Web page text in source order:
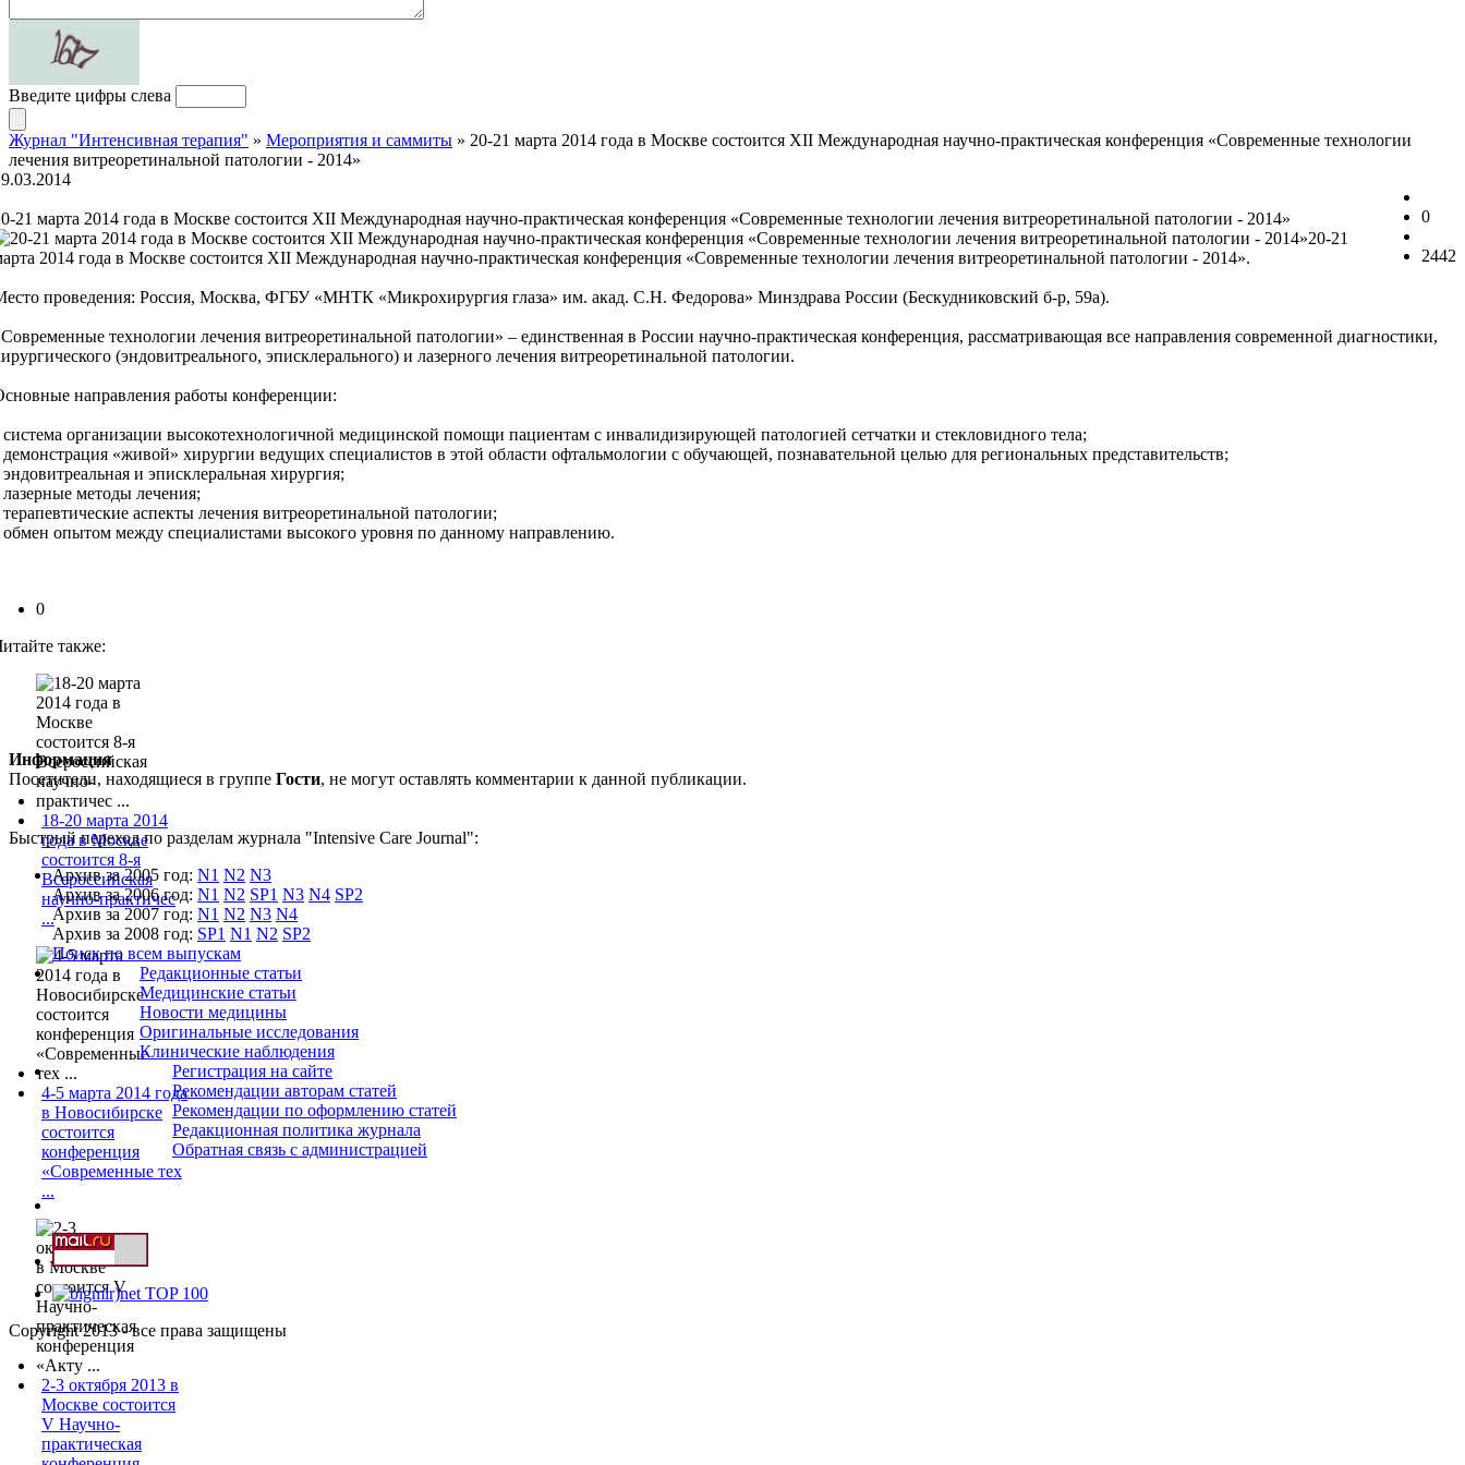
Введите цифры слева
Журнал "Интенсивная терапия" » Мероприятия и саммиты » 20-21 марта 2014 года в Москве состоится XII Международная научно-практическая конференция «Современные технологии
лечения витреоретинальной патологии - 2014»
0
2442
21 марта 2014 года в Москве состоится XII Международная научно-практическая конференция «Современные технологии лечения витреоретинальной патологии - 2014»
20-21
2014 года в Москве состоится XII Международная научно-практическая конференция «Современные технологии лечения витреоретинальной патологии - 2014».
проведения: Россия, Москва, ФГБУ «МНТК «Микрохирургия глаза» им. акад. С.Н. Федорова» Минздрава России (Бескудниковский б-р, 59а).
технологии лечения витреоретинальной патологии» – единственная в России научно-практическая конференция, рассматривающая все направления современной диагностики,
(эндовитреального, эписклерального) и лазерного лечения витреоретинальной патологии.
направления работы конференции:
система организации высокотехнологичной медицинской помощи пациентам с инвалидизирующей патологией сетчатки и стекловидного тела;
демонстрация «живой» хирургии ведущих специалистов в этой области офтальмологии с обучающей, познавательной целью для региональных представительств;
эндовитреальная и эписклеральная хирургия;
лазерные методы лечения;
терапевтические аспекты лечения витреоретинальной патологии;
обмен опытом между специалистами высокого уровня по данному направлению.
0
также:
18-20 марта 2014
года в Москве
состоится 8-я
Всероссийская
научно-практичес
...
4-5 марта 2014 года
в Новосибирске
состоится
конференция
«Современные тех
...
2-3 октября 2013 в
Москве состоится
V Научно-
практическая
Информация
Посетители, находящиеся в группе Гости, не могут оставлять комментарии к данной публикации.
Быстрый переход по разделам журнала "Intensive Care Journal":
Архив за 2005 год: N1 N2 N3
Архив за 2006 год: N1 N2 SP1 N3 N4 SP2
Архив за 2007 год: N1 N2 N3 N4
Архив за 2008 год: SP1 N1 N2 SP2
Поиск по всем выпускам
Редакционные статьи
Медицинские статьи
Новости медицины
Оригинальные исследования
Клинические наблюдения
Регистрация на сайте
Рекомендации авторам статей
Рекомендации по оформлению статей
Редакционная политика журнала
Обратная связь с администрацией
Copyright 2013 - все права защищены